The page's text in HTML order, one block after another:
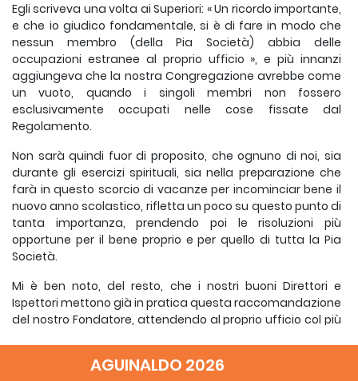
Egli scriveva una volta ai Superiori: « Un ricordo importante,
e che io giudico fondamentale, si è di fare in modo che
nessun membro (della Pia Società) abbia delle
occupazioni estranee al proprio ufficio », e più innanzi
aggiungeva che la nostra Congregazione avrebbe come
un vuoto, quando i singoli membri non fossero
esclusivamente occupati nelle cose fissate dal
Regolamento.
Non sarà quindi fuor di proposito, che ognuno di noi, sia
durante gli esercizi spirituali, sia nella preparazione che
farà in questo scorcio di vacanze per incominciar bene il
nuovo anno scolastico, rifletta un poco su questo punto di
tanta importanza, prendendo poi le risoluzioni più
opportune per il bene proprio e per quello di tutta la Pia
Società.
Mi è ben noto, del resto, che i nostri buoni Direttori e
Ispettori mettono già in pratica questa raccomandazione
del nostro Fondatore, attendendo al proprio ufficio col più
limito a ricordar loro una direttiva che li aiuterà
AGUINALDO 2026